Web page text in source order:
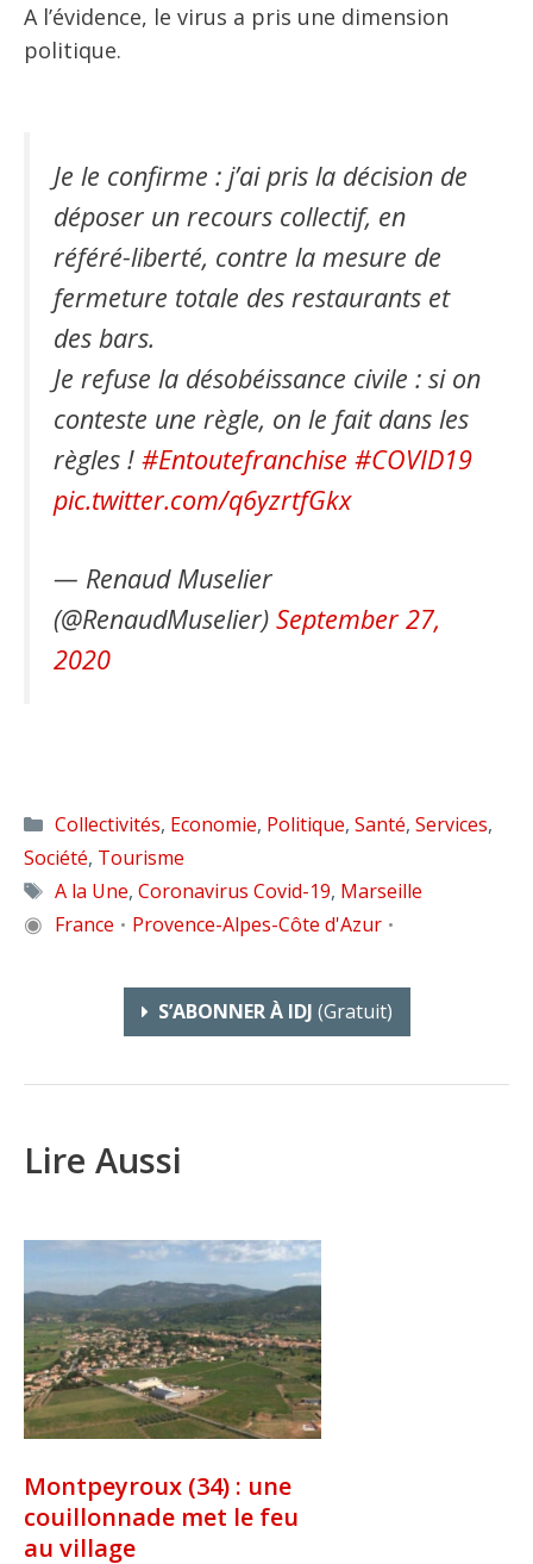
A l’évidence, le virus a pris une dimension
politique.
Je le confirme : j’ai pris la décision de
déposer un recours collectif, en
référé-liberté, contre la mesure de
fermeture totale des restaurants et
des bars.
Je refuse la désobéissance civile : si on
conteste une règle, on le fait dans les
règles ! #Entoutefranchise #COVID19
pic.twitter.com/q6yzrtfGkx
— Renaud Muselier
(@RenaudMuselier) September 27,
2020
Catégories
Collectivités, Economie, Politique, Santé, Services,
Société, Tourisme
Étiquettes
A la Une, Coronavirus Covid-19, Marseille
◉ France • Provence-Alpes-Côte d'Azur •
S’ABONNER À IDJ (gratuit)
Lire Aussi
Montpeyroux (34) : une
couillonnade met le feu
au village